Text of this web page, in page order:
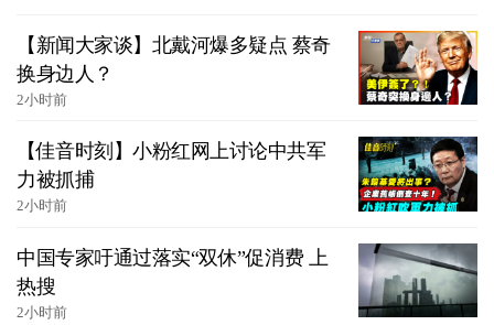
【新闻大家谈】北戴河爆多疑点 蔡奇
换身边人？
2小时前
【佳音时刻】小粉红网上讨论中共军
力被抓捕
2小时前
中国专家吁通过落实“双休”促消费 上
热搜
2小时前